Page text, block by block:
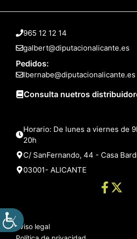
965 12 12 14
galbert@diputacionalicante.es
Pedidos:
lbernabe@diputacionalicante.es
Consulta nuetros
Horario: De lunes a viernes de
20h
C/ SanFernando, 44 - Casa
03001- ALICANTE
Aviso legal